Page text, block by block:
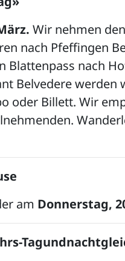
Wir nehmen
nach Pfeffingen
Blattenpass nach
Belvedere werden
oder Billett. Wir
am Donnerstag,